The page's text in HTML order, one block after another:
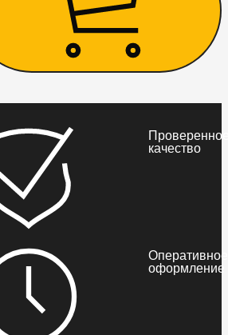
качество
Оперативное
оформление